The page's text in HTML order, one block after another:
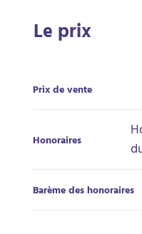
Le prix
Prix de vente
Honoraires
Barème des honoraires